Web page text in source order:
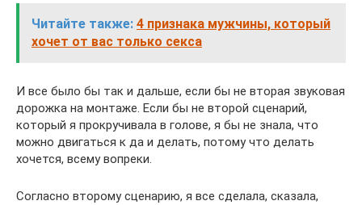
Читайте также: 4 признака мужчины, который
хочет от вас только секса
И все было бы так и дальше, если бы не вторая звуковая
дорожка на монтаже. Если бы не второй сценарий,
который я прокручивала в голове, я бы не знала, что
можно двигаться к да и делать, потому что делать
хочется, всему вопреки.
Согласно второму сценарию, я все сделала, сказала,